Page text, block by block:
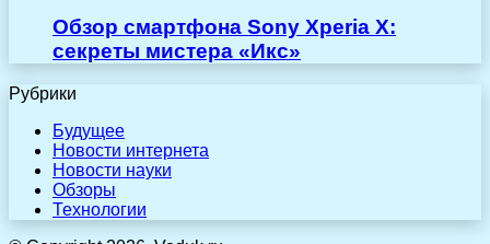
Обзор смартфона Sony Xperia X:
секреты мистера «Икс»
Рубрики
Будущее
Новости интернета
Новости науки
Обзоры
Технологии